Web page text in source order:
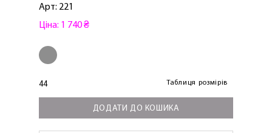
Арт: 221
Ціна: 1 740 ₴
44 Таблиця розмірів
ДОДАТИ ДО КОШИКА
ЛАСКАВО ПРОСИМО ДО